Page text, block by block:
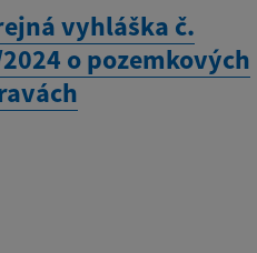
vyhláška č.
o pozemkových